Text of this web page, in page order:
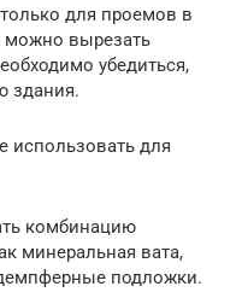
для проемов в
можно вырезать
убедиться,
здания.
использовать для
комбинацию
минеральная вата,
подложки.